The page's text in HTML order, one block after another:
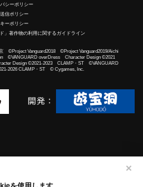
✕
シーポリシー
信ポリシー
ーポリシー
」著作物の利用に関するガイドライン
©Project Vanguard2018 ©Project Vanguard2019/Aichi
©VANGUARD overDress Character Design ©2021
Design ©2021-2023 CLAMP・ST ©VANGUARD
2026 CLAMP・ST © Cygames, Inc.